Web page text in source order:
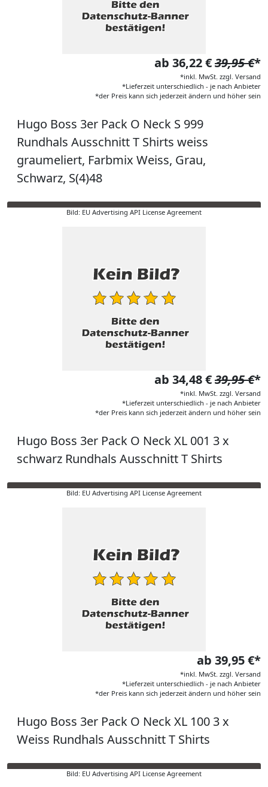
ab 36,22 €39,95 €*
*inkl. MwSt. zzgl. Versand
*Lieferzeit unterschiedlich - je nach Anbieter
*der Preis kann sich jederzeit ändern und höher sein
Hugo Boss 3er Pack O Neck S 999
Rundhals Ausschnitt T Shirts weiss
graumeliert, Farbmix Weiss, Grau,
Schwarz, S(4)48
Bild: EU Advertising API License Agreement
ab 34,48 €39,95 €*
*inkl. MwSt. zzgl. Versand
*Lieferzeit unterschiedlich - je nach Anbieter
*der Preis kann sich jederzeit ändern und höher sein
Hugo Boss 3er Pack O Neck XL 001 3 x
schwarz Rundhals Ausschnitt T Shirts
Bild: EU Advertising API License Agreement
ab 39,95 €*
*inkl. MwSt. zzgl. Versand
*Lieferzeit unterschiedlich - je nach Anbieter
*der Preis kann sich jederzeit ändern und höher sein
Hugo Boss 3er Pack O Neck XL 100 3 x
Weiss Rundhals Ausschnitt T Shirts
Bild: EU Advertising API License Agreement